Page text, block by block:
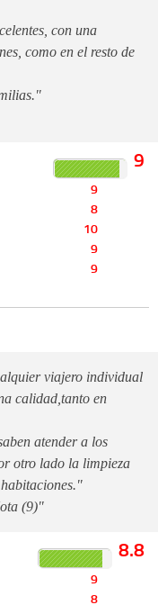
con una
como en el resto de
9
9
8
10
9
9
viajero individual
calidad,tanto en
atender a los
otro lado la limpieza
(9)"
8.8
9
8